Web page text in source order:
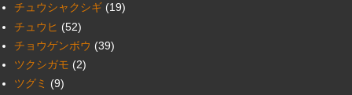
チュウシャクシギ (19)
チュウヒ (52)
チョウゲンボウ (39)
ツクシガモ (2)
ツグミ (9)